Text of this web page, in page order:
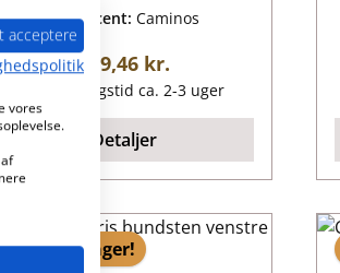
Producent:Caminos
Almindelig pris:
189,46 kr.
Leveringstid ca. 2-3 uger
Detaljer
Kun 2 på lager!
acceptere
vores